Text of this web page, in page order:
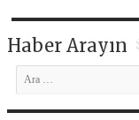
Haber Arayın